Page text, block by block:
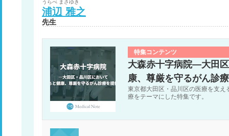
うらべ まさゆき
浦辺 雅之
先生
特集コンテンツ
大森赤十字病院―大田
康、尊厳を守るがん診
東京都大田区・品川区の医療を支
療をテーマにした特集です。